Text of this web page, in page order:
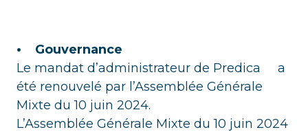
• Gouvernance
Le mandat d’administrateur de Predica a
été renouvelé par l’Assemblée Générale
Mixte du 10 juin 2024.
L’Assemblée Générale Mixte du 10 juin 2024